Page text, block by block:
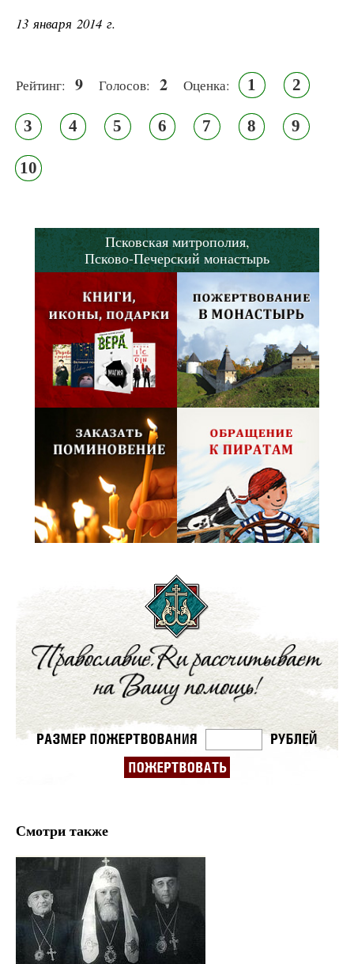
13 января 2014 г.
Рейтинг: 9 Голосов: 2 Оценка: 1 2
3 4 5 6 7 8 9
10
Псковская митрополия,
Псково-Печерский монастырь
Смотри также